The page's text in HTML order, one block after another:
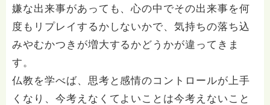
嫌な出来事があっても、心の中でその出来事を何
度もリプレイするかしないかで、気持ちの落ち込
みやむかつきが増大するかどうかが違ってきま
す。
仏教を学べば、思考と感情のコントロールが上手
くなり、今考えなくてよいことは今考えないこと